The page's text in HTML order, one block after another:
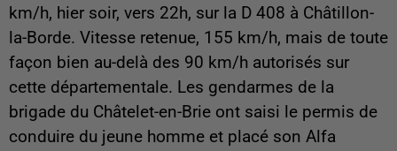
km/h, hier soir, vers 22h, sur la D 408 à Châtillon-
la-Borde. Vitesse retenue, 155 km/h, mais de toute
façon bien au-delà des 90 km/h autorisés sur
cette départementale. Les gendarmes de la
brigade du Châtelet-en-Brie ont saisi le permis de
conduire du jeune homme et placé son Alfa